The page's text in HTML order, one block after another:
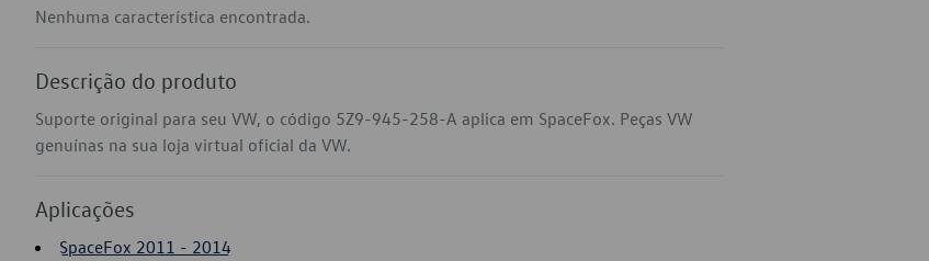
Nenhuma característica encontrada.
Descrição do produto
Suporte original para seu VW, o código 5Z9-945-258-A aplica em SpaceFox. Peças VW
genuínas na sua loja virtual oficial da VW.
Aplicações
SpaceFox 2011 - 2014